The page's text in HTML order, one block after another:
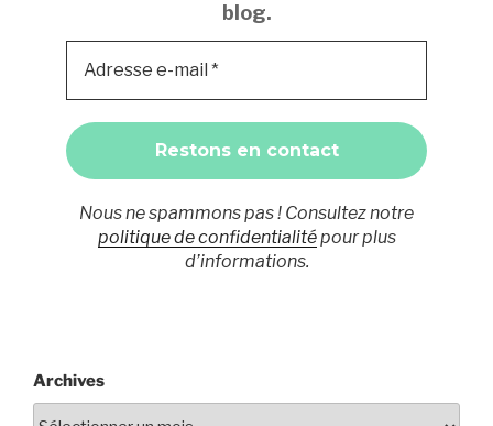
blog.
Nous ne spammons pas ! Consultez notre
politique de confidentialitépour plus
d’informations.
Archives